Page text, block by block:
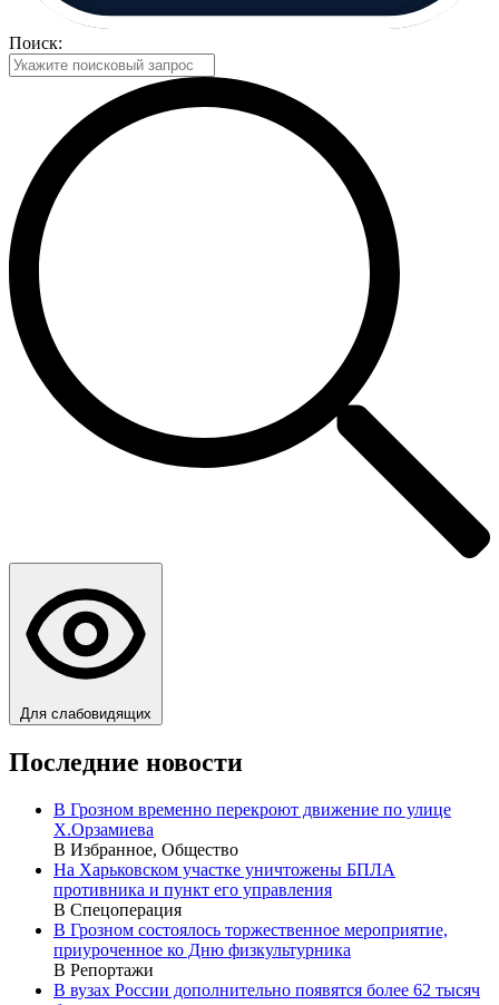
Поиск:
Для слабовидящих
Последние новости
В Грозном временно перекроют движение по улице
Х.Орзамиева
В Избранное, Общество
На Харьковском участке уничтожены БПЛА
противника и пункт его управления
В Спецоперация
В Грозном состоялось торжественное мероприятие,
приуроченное ко Дню физкультурника
В Репортажи
В вузах России дополнительно появятся более 62 тысяч